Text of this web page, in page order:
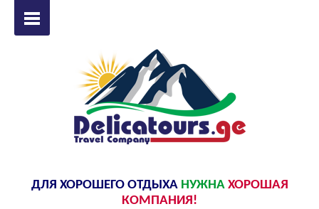
ДЛЯ ХОРОШЕГО ОТДЫХА НУЖНАХОРОШАЯ
КОМПАНИЯ!